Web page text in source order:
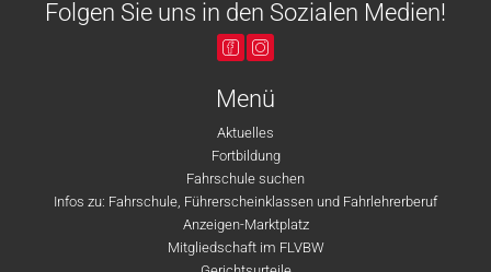
Folgen Sie uns in den Sozialen Medien!
Menü
Aktuelles
Fortbildung
Fahrschule suchen
Infos zu: Fahrschule, Führerscheinklassen und Fahrlehrerberuf
Anzeigen-Marktplatz
Mitgliedschaft im FLVBW